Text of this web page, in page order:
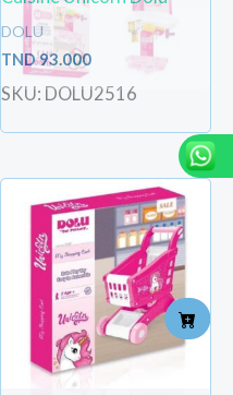
DOLU
TND93.000
SKU: DOLU2516